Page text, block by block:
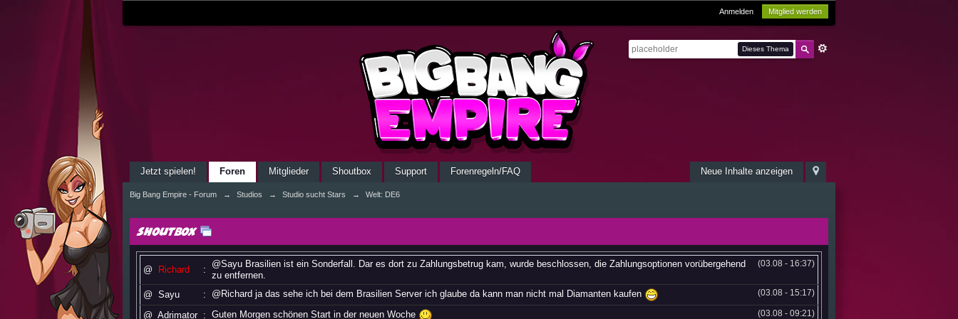
Anmelden Mitglied werden
Dieses Thema
Neue Inhalte anzeigen
Jetzt spielen! Foren Mitglieder Shoutbox Support Forenregeln/FAQ
Big Bang Empire - Forum → Studios → Studio sucht Stars → Welt: DE6
Shoutbox
@ Richard :
(03.08 - 16:37)
@Sayu Brasilien ist ein Sonderfall. Dar es dort zu Zahlungsbetrug kam, wurde beschlossen, die Zahlungsoptionen vorübergehend
zu entfernen.
@ Sayu : (03.08 - 15:17)
@Richard ja das sehe ich bei dem Brasilien Server ich glaube da kann man nicht mal Diamanten kaufen
@ Adrimator : (03.08 - 09:21)
Guten Morgen schönen Start in der neuen Woche